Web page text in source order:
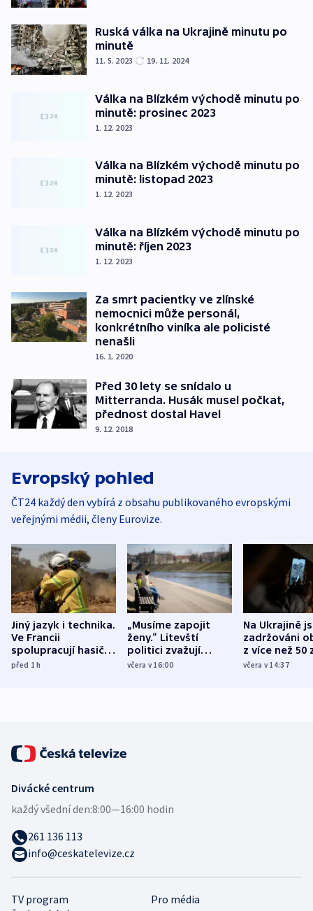
Ruská válka na Ukrajině minutu po
minutě
11. 5. 2023 19. 11. 2024
Válka na Blízkém východě minutu po
minutě: prosinec 2023
1. 12. 2023
Válka na Blízkém východě minutu po
minutě: listopad 2023
1. 12. 2023
Válka na Blízkém východě minutu po
minutě: říjen 2023
1. 12. 2023
Za smrt pacientky ve zlínské
nemocnici může personál,
konkrétního viníka ale policisté
nenašli
16. 1. 2020
Před 30 lety se snídalo u
Mitterranda. Husák musel počkat,
přednost dostal Havel
9. 12. 2018
Evropský pohled
ČT24 každý den vybírá z obsahu publikovaného evropskými
veřejnými médii, členy Eurovize.
Jiný jazyk i technika.
Ve Francii
spolupracují hasiči z
různých zemí
před 1h
„Musíme zapojit
ženy.“ Litevští
politici zvažují
dohodu o
včera v 16:00
Na Ukrajině
zadržováni
z více než 50
Bojovali na
včera v 14:37
TV program
Pro média
Divácké centrum
každý všední den:8:00—16:00 hodin
261 136 113
info@ceskatelevize.cz